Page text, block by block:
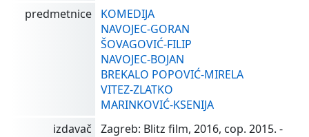
predmetnice
KOMEDIJA
NAVOJEC-GORAN
ŠOVAGOVIĆ-FILIP
NAVOJEC-BOJAN
BREKALO POPOVIĆ-MIRELA
VITEZ-ZLATKO
MARINKOVIĆ-KSENIJA
izdavač
Zagreb: Blitz film, 2016, cop. 2015. -